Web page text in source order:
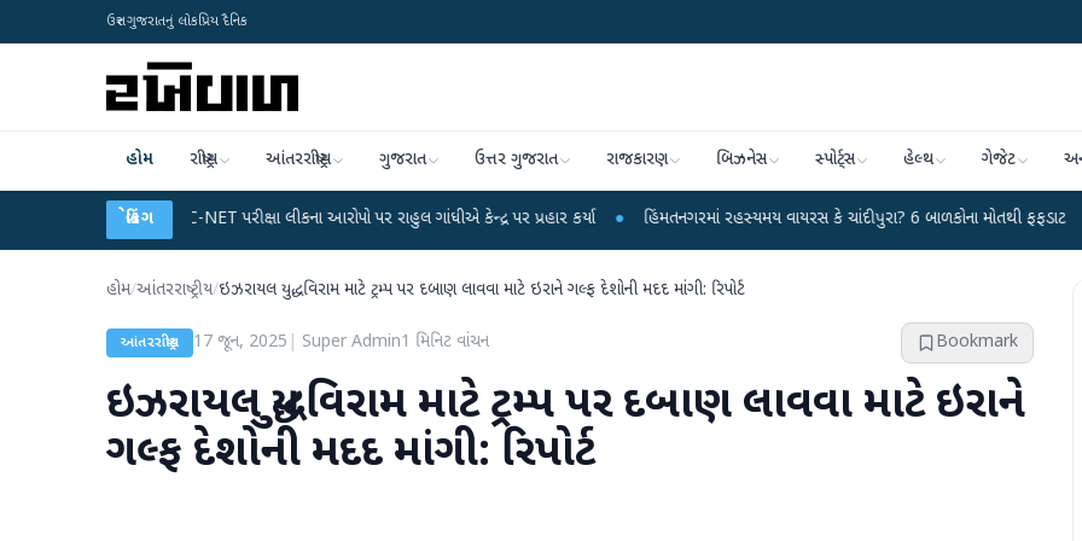
ઉત્તર ગુજરાતનું લોકપ્રિય દૈનિક
હોમ રાષ્ટ્રીય આંતરરાષ્ટ્રીય ગુજરાત ઉત્તર ગુજરાત રાજકારણ બિઝનેસ સ્પોર્ટ્સ હેલ્થ ગેજેટ
બ્રેકિંગ
UGC-NET પરીક્ષા લીકના આરોપો પર રાહુલ ગાંધીએ કેન્દ્ર પર પ્રહાર કર્યા ● હિંમતનગરમાં રહસ્યમય વાયરસ કે ચાંદીપુરા? 6 બાળકોના મોતથી ફફડાટ ●
હોમ/આંતરરાષ્ટ્રીય/ઇઝરાયલ યુદ્ધવિરામ માટે ટ્રમ્પ પર દબાણ લાવવા માટે ઇરાને ગલ્ફ દેશોની મદદ માંગી: રિપોર્ટ
આંતરરાષ્ટ્રીય 17 જૂન, 2025 Super Admin1 મિનિટ વાંચન Bookmark
ઇઝરાયલ યુદ્ધવિરામ માટે ટ્રમ્પ પર દબાણ લાવવા માટે ઇરાને
ગલ્ફ દેશોની મદદ માંગી: રિપોર્ટ